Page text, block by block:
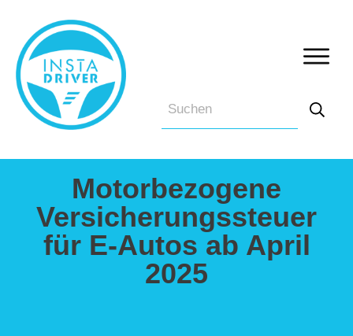
Motorbezogene
Versicherungssteuer
für E-Autos ab April
2025